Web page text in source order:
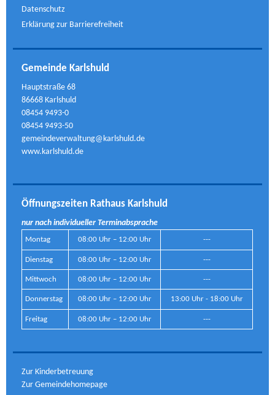
Datenschutz
Erklärung zur Barrierefreiheit
Gemeinde Karlshuld
Hauptstraße 68
86668 Karlshuld
08454 9493-0
08454 9493-50
gemeindeverwaltung@karlshuld.de
www.karlshuld.de
Öffnungszeiten Rathaus Karlshuld
nur nach individueller Terminabsprache
Montag 08:00 Uhr – 12:00 Uhr ---
Dienstag 08:00 Uhr – 12:00 Uhr ---
Mittwoch 08:00 Uhr – 12:00 Uhr ---
Donnerstag 08:00 Uhr – 12:00 Uhr 13:00 Uhr - 18:00 Uhr
Freitag 08:00 Uhr – 12:00 Uhr ---
Zur Kinderbetreuung
Zur Gemeindehomepage